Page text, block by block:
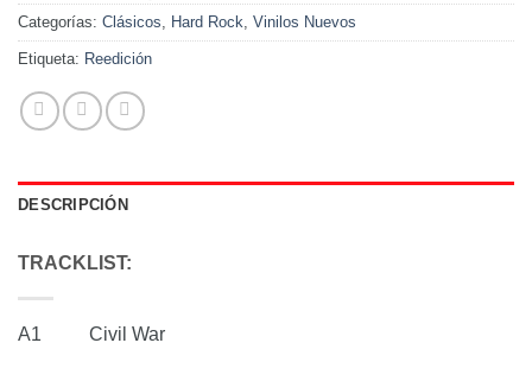
Categorías: Clásicos Hard Rock Vinilos Nuevos
Etiqueta: Reedición
DESCRIPCIÓN
TRACKLIST:
A1 Civil War